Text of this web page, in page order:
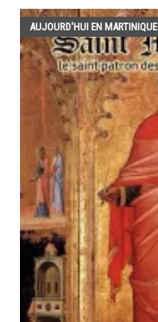
AUJOURD'HUI EN MARTINIQUE